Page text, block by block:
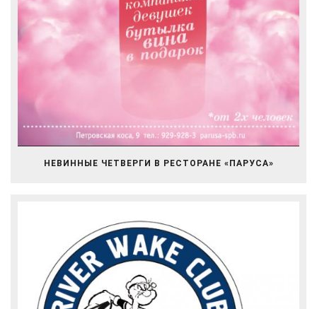
НЕВИННЫЕ ЧЕТВЕРГИ В РЕСТОРАНЕ «ПАРУСА»